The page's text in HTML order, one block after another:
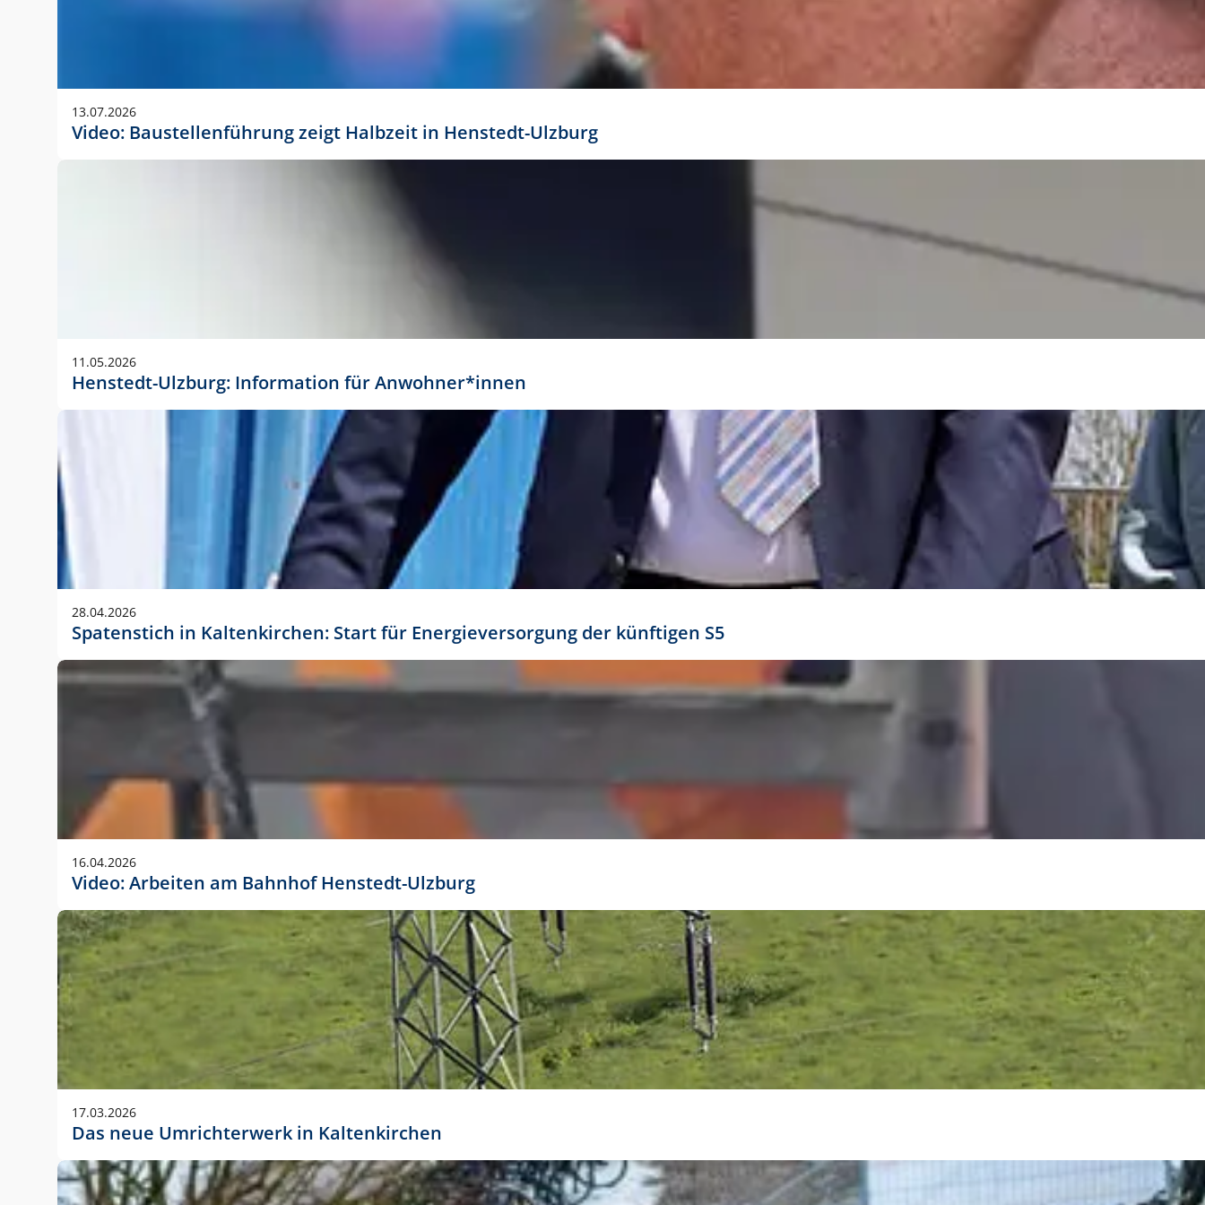
Anwendungsgröße im Layout:
Die Logohöhe beträgt 4 – 10 % der jeweiligen Formathöhe. Daraus ergeben sich für gängige Formate
folgende fest definierte Anwendungsgrößen im Layout:
DIN A3 – 15 mm hoch (5 %)
DIN A1 – 39 mm hoch (5 %)
DIN lang – 10 mm hoch (5 %)
1080 x 1080 px – 78 px hoch (7 %)
In Ausnahmefällen darf das Logo jedoch auch größer oder kleiner gesetzt werden. Dazu bedarf es jedoch
stets der vorherigen Absprache mit der Marketingabteilung.
13.07.2026
Video: Baustellenführung zeigt Halbzeit in Henstedt-Ulzburg
11.05.2026
Henstedt-Ulzburg: Information für Anwohner*innen
28.04.2026
Spatenstich in Kaltenkirchen: Start für Energieversorgung der künftigen S5
16.04.2026
Video: Arbeiten am Bahnhof Henstedt-Ulzburg
17.03.2026
Das neue Umrichterwerk in Kaltenkirchen